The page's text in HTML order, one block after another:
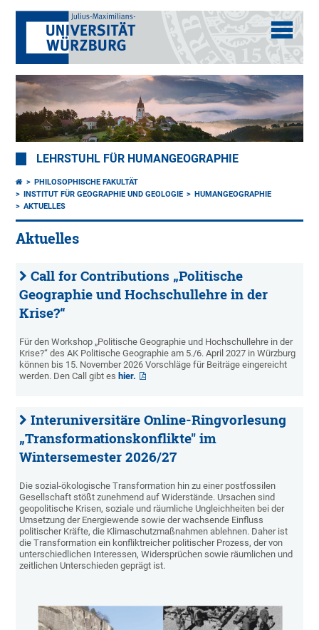
LEHRSTUHL FÜR HUMANGEOGRAPHIE
PHILOSOPHISCHE FAKULTÄT
INSTITUT FÜR GEOGRAPHIE UND GEOLOGIE
HUMANGEOGRAPHIE
AKTUELLES
Aktuelles
Call for Contributions „Politische
Geographie und Hochschullehre in der
Krise?“
Für den Workshop „Politische Geographie und Hochschullehre in der
Krise?“ des AK Politische Geographie am 5./6. April 2027 in Würzburg
können bis 15. November 2026 Vorschläge für Beiträge eingereicht
werden. Den Call gibt es hier.
Interuniversitäre Online-Ringvorlesung
„Transformationskonflikte" im
Wintersemester 2026/27
Die sozial-ökologische Transformation hin zu einer postfossilen
Gesellschaft stößt zunehmend auf Widerstände. Ursachen sind
geopolitische Krisen, soziale und räumliche Ungleichheiten bei der
Umsetzung der Energiewende sowie der wachsende Einfluss
politischer Kräfte, die Klimaschutzmaßnahmen ablehnen. Daher ist
die Transformation ein konfliktreicher politischer Prozess, der von
unterschiedlichen Interessen, Widersprüchen sowie räumlichen und
zeitlichen Unterschieden geprägt ist.